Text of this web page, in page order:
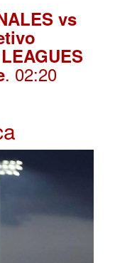
vs
. 02:20